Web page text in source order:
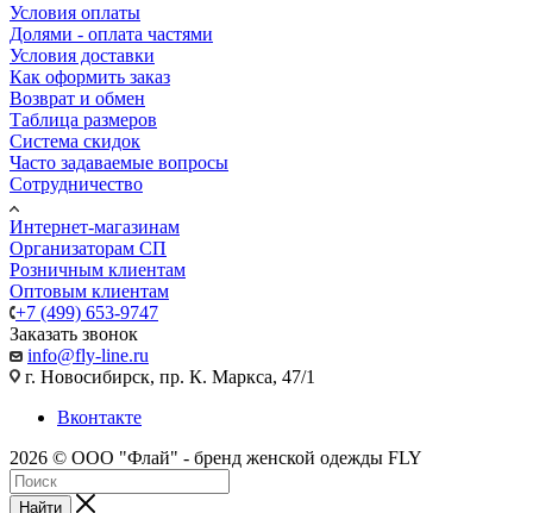
Условия оплаты
Долями - оплата частями
Условия доставки
Как оформить заказ
Возврат и обмен
Таблица размеров
Система скидок
Часто задаваемые вопросы
Сотрудничество
Интернет-магазинам
Организаторам СП
Розничным клиентам
Оптовым клиентам
+7 (499) 653-9747
Заказать звонок
info@fly-line.ru
г. Новосибирск, пр. К. Маркса, 47/1
Вконтакте
2026 © ООО "Флай" - бренд женской одежды FLY
Найти